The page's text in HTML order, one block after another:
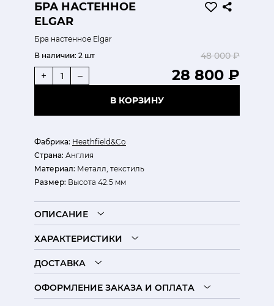
БРА НАСТЕННОЕ
ELGAR
Бра настенное Elgar
Фабрика: Heathfield&Co
Страна: Англия
Материал: Металл, текстиль
Размер: Высота 42.5 мм
В наличии: 2 шт 48 000 ₽
28 800 ₽
+ –
В КОРЗИНУ
ОПИСАНИЕ
ХАРАКТЕРИСТИКИ
ДОСТАВКА
ОФОРМЛЕНИЕ ЗАКАЗА И ОПЛАТА